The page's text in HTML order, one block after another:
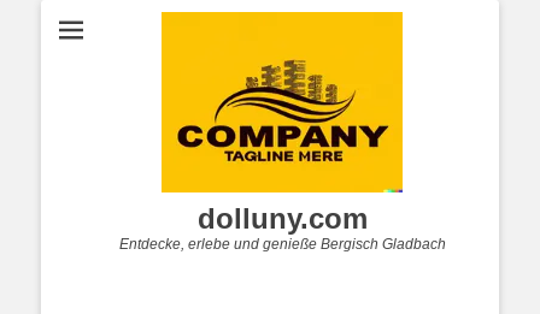
dolluny.com
Entdecke, erlebe und genieße Bergisch Gladbach